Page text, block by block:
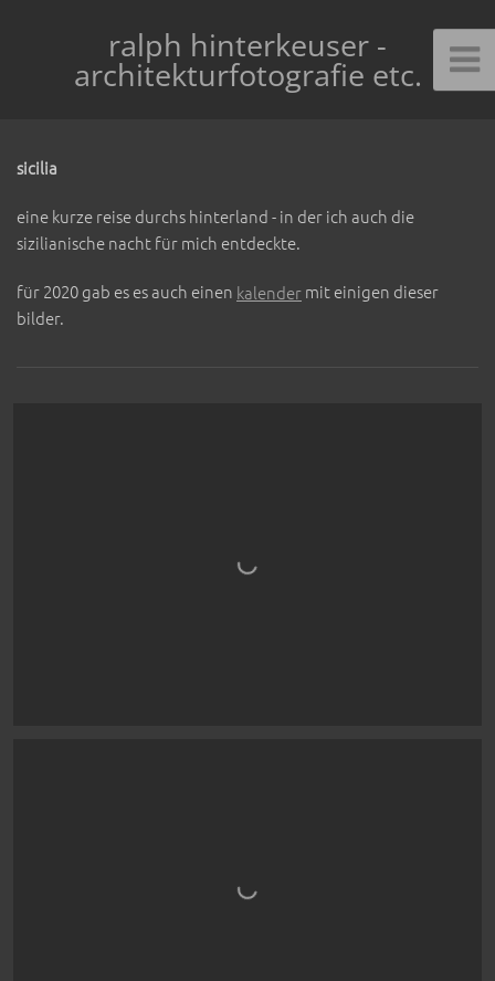
ralph hinterkeuser -
architekturfotografie etc.
sicilia
eine kurze reise durchs hinterland - in der ich auch die
sizilianische nacht für mich entdeckte.
für 2020 gab es es auch einen kalendermit einigen dieser
bilder.